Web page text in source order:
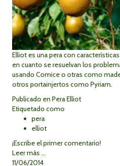
Elliot es una pera con
en cuanto se resuelvan los
usando Comice o otras como
otros portainjertos como Pyriam.
Publicado en Pera Elliot
Etiquetado como
pera
elliot
¡Escribe el primer comentario!
Leer más ...
11/06/2014